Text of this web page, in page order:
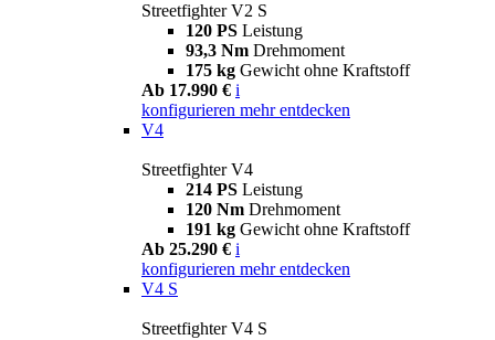
Streetfighter V2 S
120 PS Leistung
93,3 Nm Drehmoment
175 kg Gewicht ohne Kraftstoff
Ab 17.990 € i
konfigurieren mehr entdecken
V4
Streetfighter V4
214 PS Leistung
120 Nm Drehmoment
191 kg Gewicht ohne Kraftstoff
Ab 25.290 € i
konfigurieren mehr entdecken
V4 S
Streetfighter V4 S